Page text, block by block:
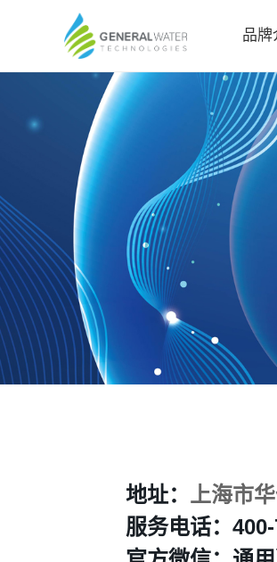
品牌
地址： 上海市
服务电话：